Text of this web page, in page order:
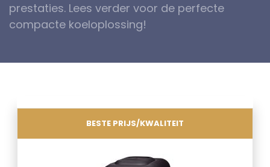
prestaties. Lees verder voor de perfecte
compacte koeloplossing!
BESTE PRIJS/KWALITEIT